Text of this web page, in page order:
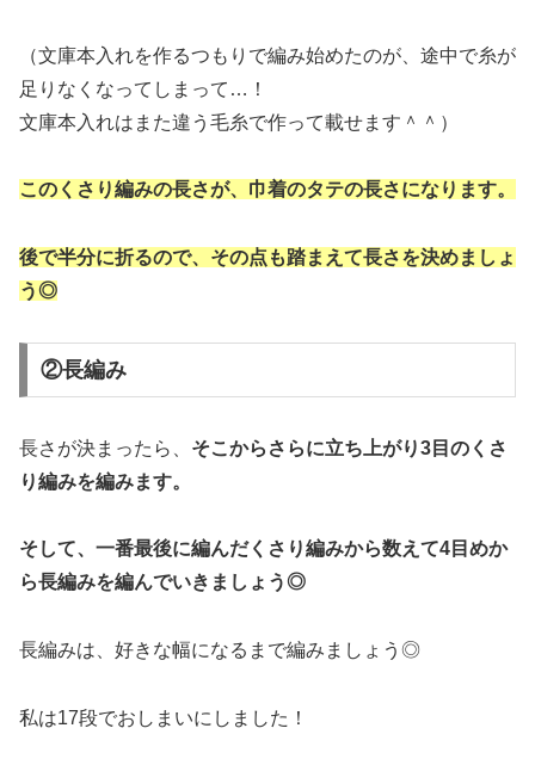
（文庫本入れを作るつもりで編み始めたのが、途中で糸が
足りなくなってしまって…！
文庫本入れはまた違う毛糸で作って載せます＾＾）
このくさり編みの長さが、巾着のタテの長さになります。
後で半分に折るので、その点も踏まえて長さを決めましょ
う◎
②長編み
長さが決まったら、 そこからさらに立ち上がり3目のくさ
り編みを編みます。
そして、一番最後に編んだくさり編みから数えて4目めか
ら長編みを編んでいきましょう◎
長編みは、好きな幅になるまで編みましょう◎
私は17段でおしまいにしました！